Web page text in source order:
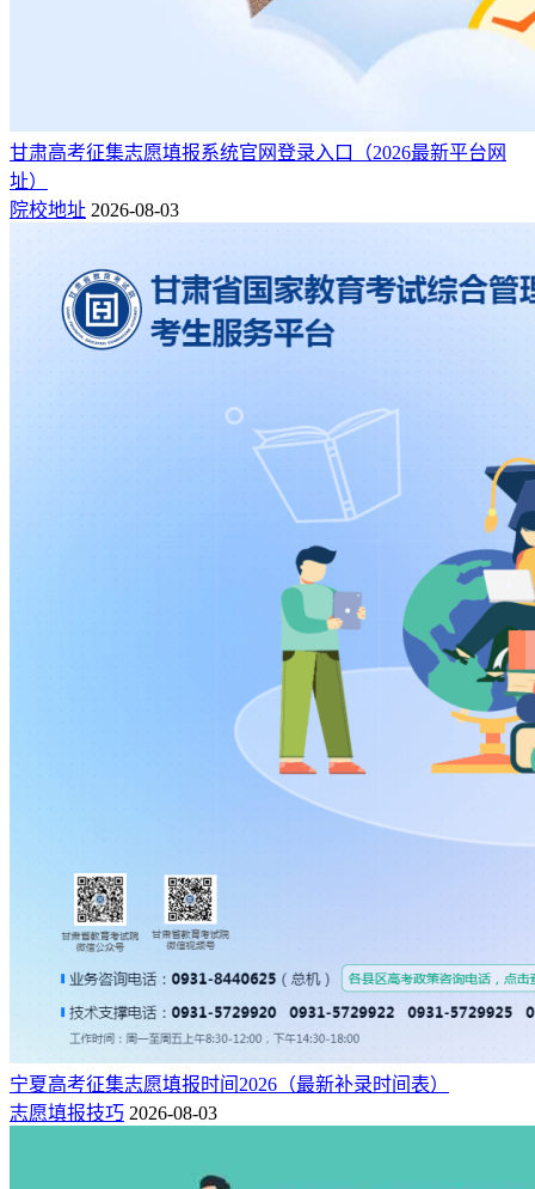
甘肃高考征集志愿填报系统官网登录入口（2026最新平台网
址）
院校地址 2026-08-03
宁夏高考征集志愿填报时间2026（最新补录时间表）
志愿填报技巧 2026-08-03